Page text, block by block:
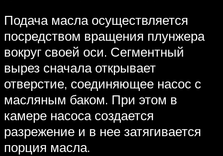
Подача масла осуществляется
посредством вращения плунжера
вокруг своей оси. Сегментный
вырез сначала открывает
отверстие, соединяющее насос с
масляным баком. При этом в
камере насоса создается
разрежение и в нее затягивается
порция масла.